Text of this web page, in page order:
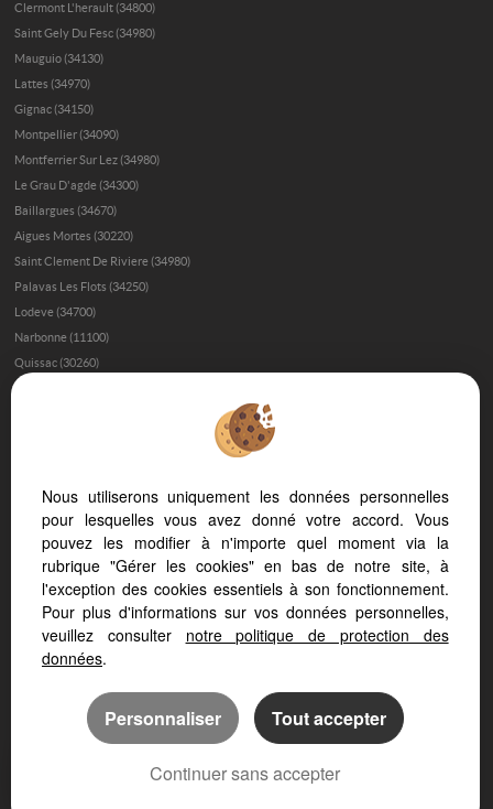
Clermont L'herault (34800)
Saint Gely Du Fesc (34980)
Mauguio (34130)
Lattes (34970)
Gignac (34150)
Montpellier (34090)
Montferrier Sur Lez (34980)
Le Grau D'agde (34300)
Baillargues (34670)
Aigues Mortes (30220)
Saint Clement De Riviere (34980)
Palavas Les Flots (34250)
Lodeve (34700)
Narbonne (11100)
Quissac (30260)
Les quartiers de Montpellier où investir
Investir dans une maison aux Beaux Arts
Acheter une maison à Saint-Gély-du-Fesc - Les Vautes
Acheter une maison à Uzès
Vendre une maison à Nîmes
Les Fontanelles - Saint Clément de Rivière
Nous utiliserons uniquement les données personnelles
pour lesquelles vous avez donné votre accord. Vous
pouvez les modifier à n'importe quel moment via la
rubrique "Gérer les cookies" en bas de notre site, à
l'exception des cookies essentiels à son fonctionnement.
Pour plus d'informations sur vos données personnelles,
veuillez consulter notre politique de protection des
données.
Personnaliser Tout accepter
Continuer sans accepter